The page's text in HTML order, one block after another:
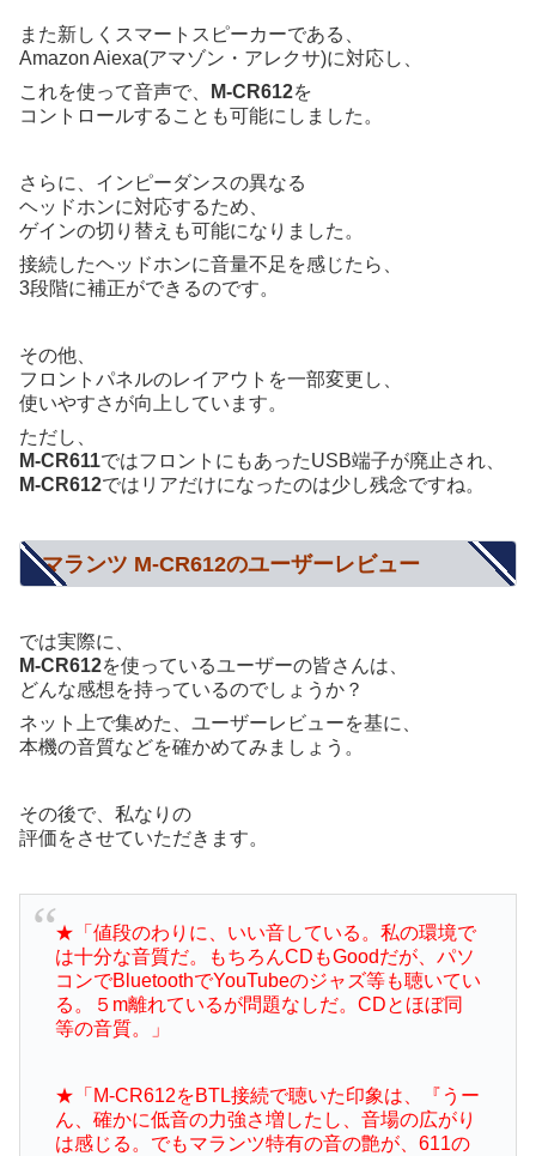
また新しくスマートスピーカーである、
Amazon Aiexa(アマゾン・アレクサ)に対応し、
これを使って音声で、
M-CR612を
コントロールすることも可能にしました。
さらに、インピーダンスの異なる
ヘッドホンに対応するため、
ゲインの切り替えも可能になりました。
接続したヘッドホンに音量不足を感じたら、
3段階に補正ができるのです。
その他、
フロントパネルのレイアウトを一部変更し、
使いやすさが向上しています。
ただし、
M-CR611ではフロントにもあったUSB端子が廃止され、
M-CR612ではリアだけになったのは少し残念ですね。
マランツ M-CR612のユーザーレビュー
では実際に、
M-CR612を使っているユーザーの皆さんは、
どんな感想を持っているのでしょうか？
ネット上で集めた、ユーザーレビューを基に、
本機の音質などを確かめてみましょう。
その後で、私なりの
評価をさせていただきます。
★「値段のわりに、いい音している。私の環境で
は十分な音質だ。もちろんCDもGoodだが、パソ
コンでBluetoothでYouTubeのジャズ等も聴いてい
る。５m離れているが問題なしだ。CDとほぼ同
等の音質。」
★「M-CR612をBTL接続で聴いた印象は、『うー
ん、確かに低音の力強さ増したし、音場の広がり
は感じる。でもマランツ特有の音の艶が、611の